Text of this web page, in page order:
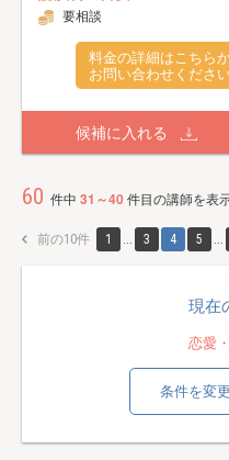
要相談
料金の詳細はこちら
お問い合わせくださ
候補に入れる
60 件中 31～40件目の講師を表
前の10件 1 3 4 5
現在
恋愛
条件を変